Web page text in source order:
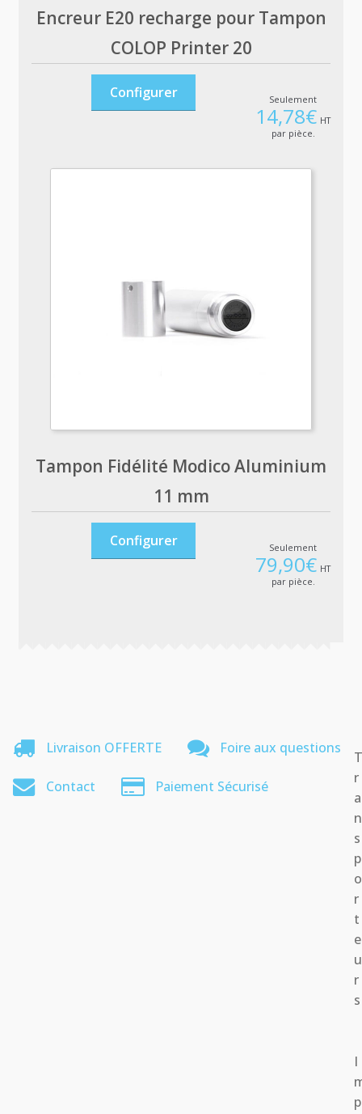
Encreur E20 recharge pour Tampon
COLOP Printer 20
Seulement
14,78€ HT
par pièce.
Configurer
Tampon Fidélité Modico Aluminium
11 mm
Seulement
79,90€ HT
par pièce.
Configurer
Livraison OFFERTE Foire aux questions
Contact Paiement Sécurisé
r
a
n
s
p
o
r
t
e
u
r
s
I
p